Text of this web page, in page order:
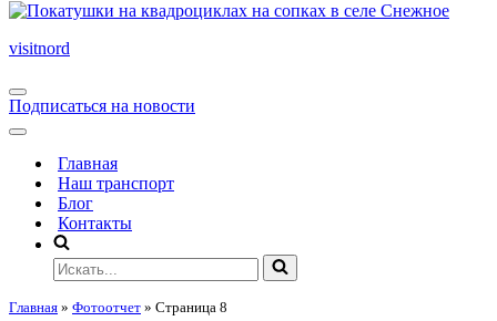
visitnord
Подписаться на новости
Главная
Наш транспорт
Блог
Контакты
Главная » Фотоотчет » Страница 8